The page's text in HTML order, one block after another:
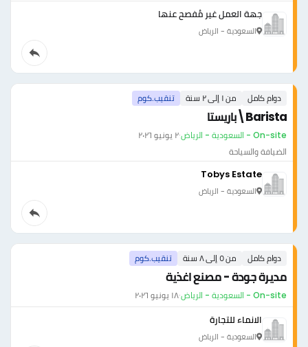
جهة العمل غير مُفصح عنها
السعودية - الرياض
دوام كامل من ١ إلى ٢ سنة تنقيب.كوم
Barista\باريستا
On-site - السعودية - الرياض ·٢ يونيو ٢٠٢٦
الضيافة والسياحة
Tobys Estate
السعودية - الرياض
دوام كامل من ٥ إلى ٨ سنة تنقيب.كوم
مديرة جودة - مصنع اغذية
On-site - السعودية - الرياض ·١٨ يونيو ٢٠٢٦
الانماء للتجارة
السعودية - الرياض